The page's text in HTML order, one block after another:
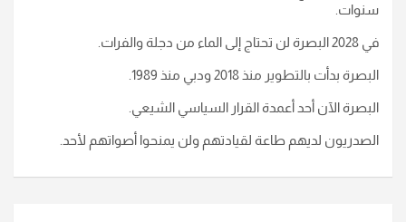
سنوات.
في 2028 البصرة لن تحتاج إلى الماء من دجلة والفرات.
البصرة بدأت بالتطوير منذ 2018 ودبي منذ 1989.
البصرة الآن أحد أعمدة القرار السياسي الشيعي.
الصدريون لديهم طاعة لقيادتهم ولن يمنحوا أصواتهم لأحد.